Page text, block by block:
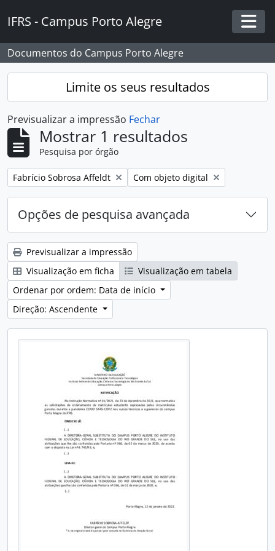
IFRS - Campus Porto Alegre
Documentos do Campus Porto Alegre
Limite os seus resultados
Previsualizar a impressão Fechar
Mostrar 1 resultados
Pesquisa por órgão
Remover filtro:
Fabrício Sobrosa Affeldt Remover filtro:
Com objeto digital
Opções de pesquisa avançada
Previsualizar a impressão
Visualização em ficha
Visualização em tabela
Ordenar por ordem: Data de início
Direção: Ascendente